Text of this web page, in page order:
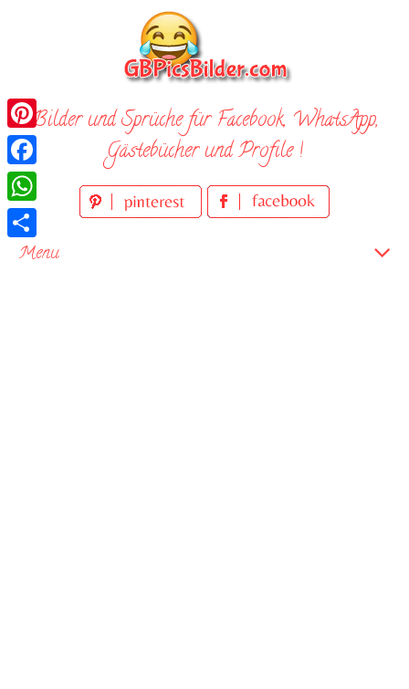
Bilder und Sprüche für Facebook, WhatsApp,
Gästebücher und Profile !
Menu
Pinterest
Facebook
WhatsApp
Teilen